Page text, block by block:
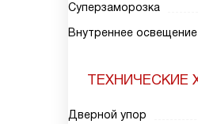
Суперзаморозка
Внутреннее освещение
ТЕХНИЧЕСКИЕ
Дверной упор